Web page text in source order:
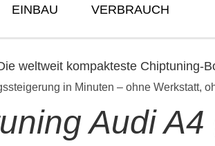
EINBAU
VERBRAUCH
weltweit kompakteste Chiptuning-
in Minuten – ohne Werkstatt,
Audi A4